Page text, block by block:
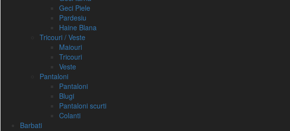
Geci Piele
Pardesiu
Haine Blana
Tricouri / Veste
Maiouri
Tricouri
Veste
Pantaloni
Pantaloni
Blugi
Pantaloni scurti
Colanti
Barbati